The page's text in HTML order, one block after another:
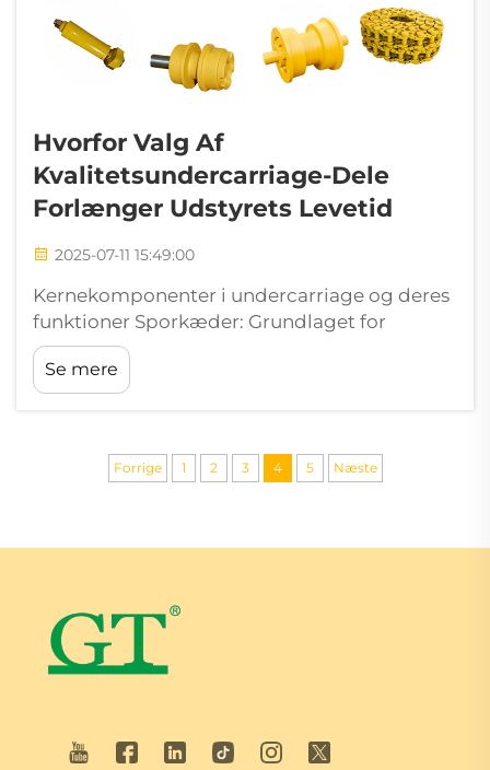
Hvorfor Valg Af
Kvalitetsundercarriage-Dele
Forlænger Udstyrets Levetid
2025-07-11 15:49:00
Kernekomponenter i undercarriage og deres
funktioner Sporkæder: Grundlaget for
lastfordeling Med sporskoene, der bærer
lasten, udgør kæder den centrale del af
lastbærende system, som bærer køretøjets
Se mere
Forrige 1 2 3 4 5 Næste